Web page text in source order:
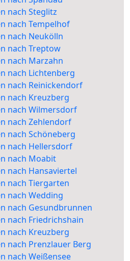
nach Steglitz
nach Tempelhof
nach Neukölln
nach Treptow
nach Marzahn
nach Lichtenberg
nach Reinickendorf
nach Kreuzberg
nach Wilmersdorf
nach Zehlendorf
nach Schöneberg
nach Hellersdorf
nach Moabit
nach Hansaviertel
nach Tiergarten
nach Wedding
nach Gesundbrunnen
nach Friedrichshain
nach Kreuzberg
nach Prenzlauer Berg
nach Weißensee